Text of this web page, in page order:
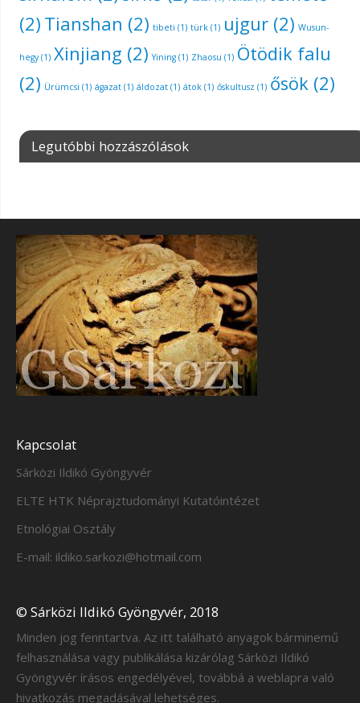
(2) Tianshan (2) tibeti (1) türk(1) ujgur(2) Wusun-
hegy(1) Xinjiang (2) Yining(1) Zhaosu (1) Ötödik falu
(2) Ürümcsi (1) ágazat(1) áldozat(1) átok(1) őskultusz (1) ősök(2)
Legutóbbi hozzászólások
Kapcsolat
Sárközi Ildikó Gyöngyvér
ELTE HTK Néprajztudományi Kutatóintézet
Etnológiai Osztály
E-mail: ildiko.sarkozi@hotmail.com
© Sárközi Ildikó Gyöngyvér, 2018
Minden jog fenntartva. Az itt található anyagok bárminemű
felhasználása vagy publikálása kizárólag Sárközi Ildikó
Gyöngyvér írásos engedélyével, továbbá a weblapra való
hivatkozás megadásával lehetséges.